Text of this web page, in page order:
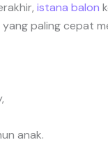
istana balon
paling cepat
anak.